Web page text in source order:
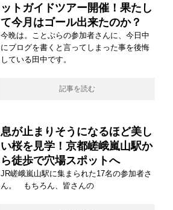
ットガイドツアー開催！果たし
て今月はゴール出来たのか？
今晩は。ことぶらの参加者さんに、今日中
にブログを書くと言ってしまった事を後悔
している田中です。
記事を読む
息が止まりそうになるほど美し
い桜を見学！京都嵯峨嵐山駅か
ら徒歩で穴場スポットへ
JR嵯峨嵐山駅に集まられた17名の参加者さ
ん。 もちろん、皆さんの